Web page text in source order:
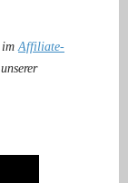
Affiliate-